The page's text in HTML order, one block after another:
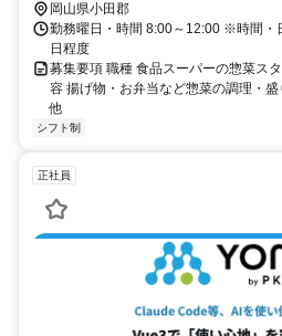
岡山県小田郡
勤務曜日・時間 8:00～12:00 ※時間
日程度
募集要項 職種 食品スーパーの惣菜ス
容 揚げ物・お弁当など惣菜の調理・
他
シフト制
正社員